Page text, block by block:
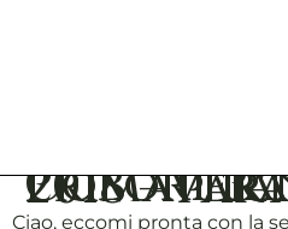
Colori Pantone Primavera Estate
Ciao, eccomi pronta con la